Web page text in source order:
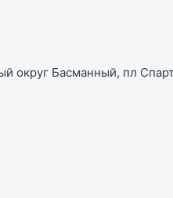
округ Басманный, пл